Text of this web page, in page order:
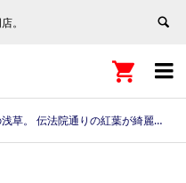
。


す。きもの姿の若い娘さんが楽しむ姿があちこちに見られました。正しく恐れてしっかり対策でお願いします。#浅草 #asakusa #tokyo #japan #ウィズコロナ https://www.e-asakusa.jp/